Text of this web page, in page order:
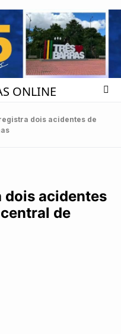
dois acidentes de
dois acidentes
de